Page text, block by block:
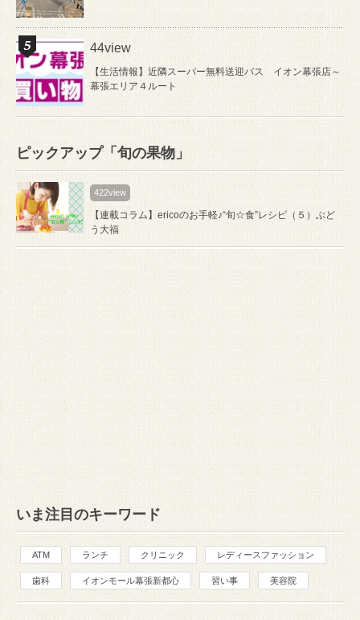
44view
【生活情報】近隣スーパー無料送迎バス イオン幕張店～
幕張エリア４ルート
ピックアップ「旬の果物」
422view
【連載コラム】ericoのお手軽♪“旬☆食”レシピ（５）ぶど
う大福
いま注目のキーワード
ATM ランチ クリニック レディースファッション
歯科 イオンモール幕張新都心 習い事 美容院